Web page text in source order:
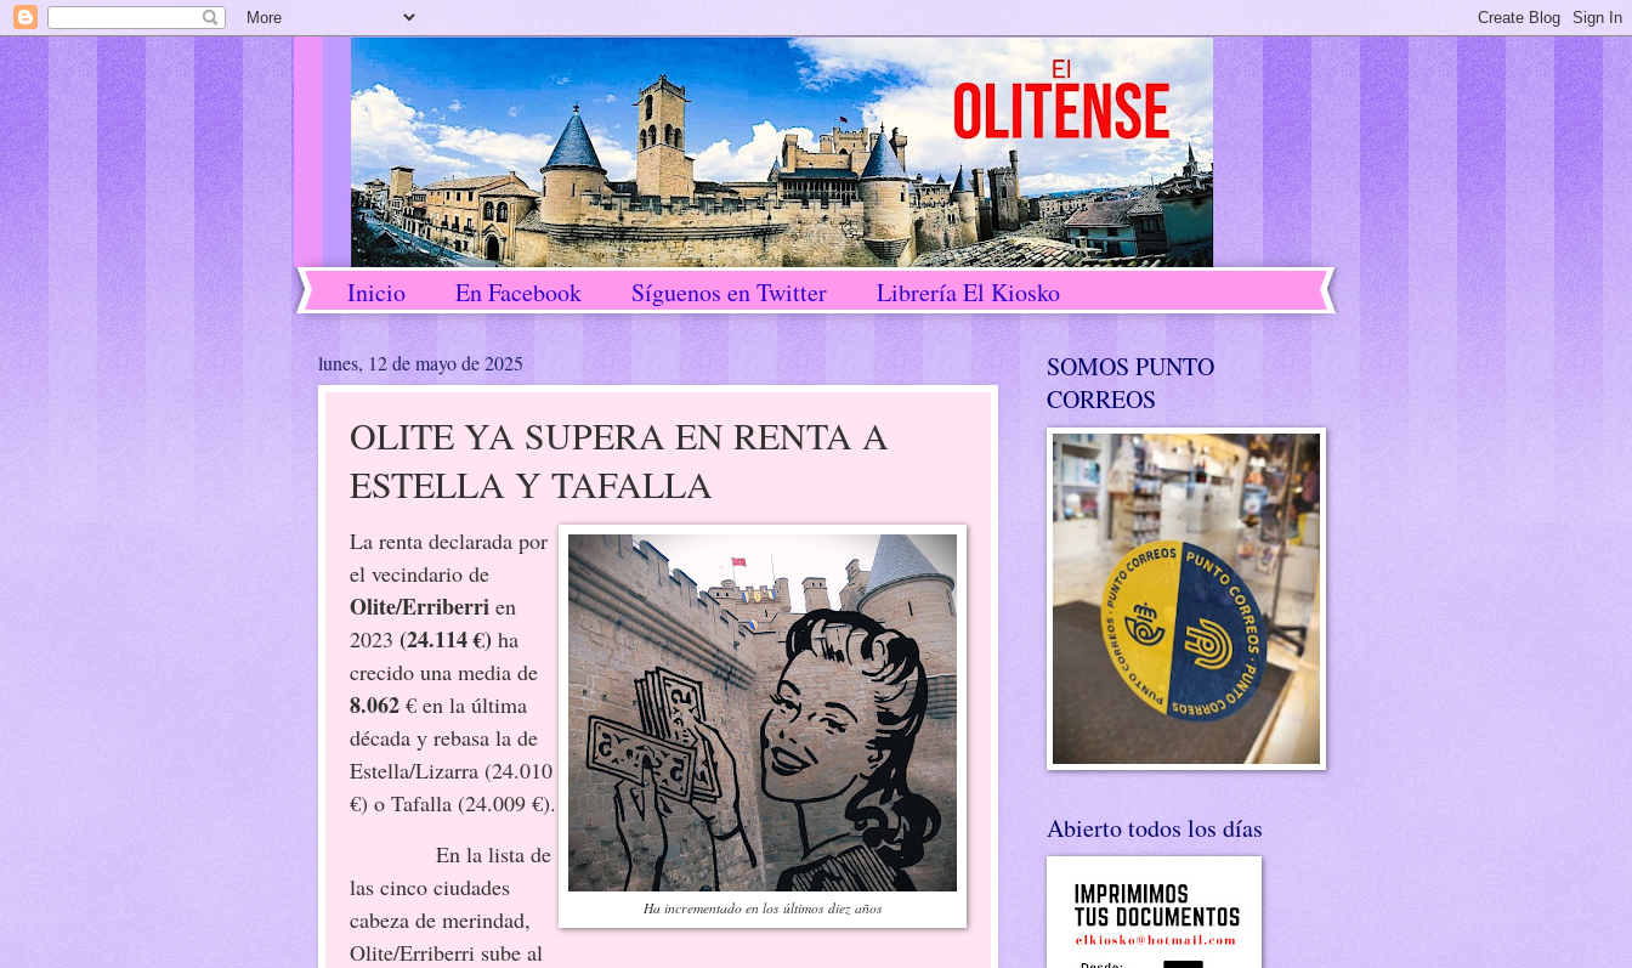
Inicio En Facebook Síguenos en Twitter Librería El Kiosko
lunes, 12 de mayo de 2025
OLITE YA SUPERA EN RENTA A
ESTELLA Y TAFALLA
Ha incrementado en los últimos diez años
La renta declarada por
el vecindario de
Olite/Erriberri en
2023 (24.114 €) ha
crecido una media de
8.062 € en la última
década y rebasa la de
Estella/Lizarra (24.010
€) o Tafalla (24.009 €).
En la lista de
las cinco ciudades
cabeza de merindad,
Olite/Erriberri sube al
SOMOS PUNTO
CORREOS
Abierto todos los días